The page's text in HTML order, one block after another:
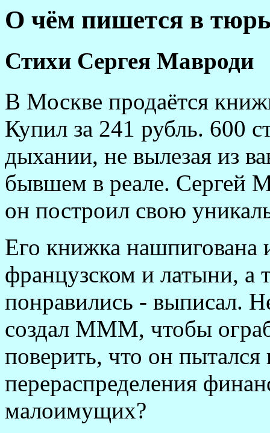
О чём пишется в
Стихи Сергея Мавроди
В Москве продаётся
Купил за 241 рубль. 600
дыхании, не вылезая из
бывшем в реале. Сергей
он построил свою
Его книжка нашпигована
французском и латыни, а
понравились - выписал.
создал МММ, чтобы
поверить, что он пытался
перераспределения
малоимущих?